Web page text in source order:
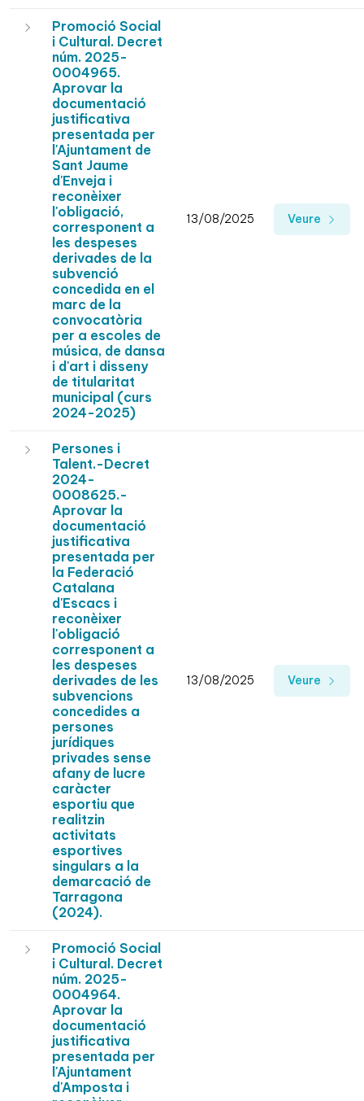
Promoció Social
i Cultural. Decret
núm. 2025-
0004965.
Aprovar la
documentació
justificativa
presentada per
l'Ajuntament de
Sant Jaume
d'Enveja i
reconèixer
l'obligació,
corresponent a
les despeses
derivades de la
subvenció
concedida en el
marc de la
convocatòria
per a escoles de
música, de dansa
i d'art i disseny
de titularitat
municipal (curs
2024-2025)
13/08/2025 Veure
Persones i
Talent.-Decret
2024-
0008625.-
Aprovar la
documentació
justificativa
presentada per
la Federació
Catalana
d'Escacs i
reconèixer
l'obligació
corresponent a
les despeses
derivades de les
subvencions
concedides a
persones
jurídiques
privades sense
afany de lucre
caràcter
esportiu que
realitzin
activitats
esportives
singulars a la
demarcació de
Tarragona
(2024).
13/08/2025 Veure
Promoció Social
i Cultural. Decret
núm. 2025-
0004964.
Aprovar la
documentació
justificativa
presentada per
l'Ajuntament
d'Amposta i